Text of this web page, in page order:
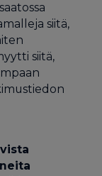
siitä,
siitä,